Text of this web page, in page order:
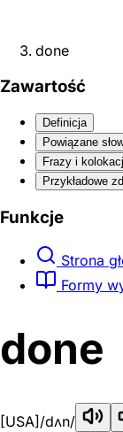
done
Zawartość
Definicja
Powiązane
Frazy i
Przykładowe
Funkcje
Strona
Formy
done
[USA] /dʌn/